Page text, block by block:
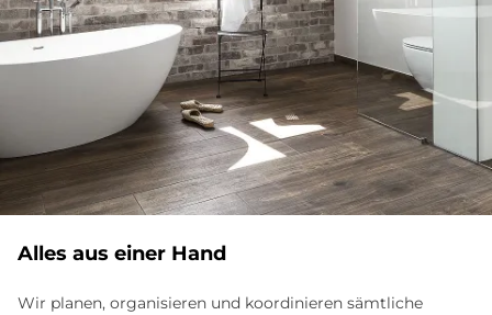
Al­les aus ei­ner Hand
Wir planen, organisieren und koordinieren sämtliche